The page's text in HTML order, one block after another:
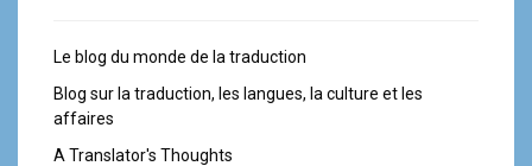
Le blog du monde de la traduction
Blog sur la traduction, les langues, la culture et les
affaires
A Translator's Thoughts